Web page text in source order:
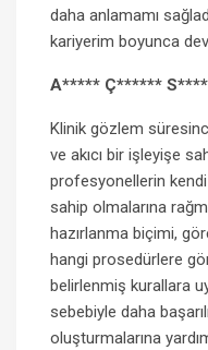
daha anlamamı
kariyerim boyunca
A***** Ç****** S****
Klinik gözlem
ve akıcı bir işleyişe
profesyonellerin
sahip olmalarına
hazırlanma biçimi,
hangi prosedürlere
belirlenmiş kurallara
sebebiyle daha
oluşturmalarına